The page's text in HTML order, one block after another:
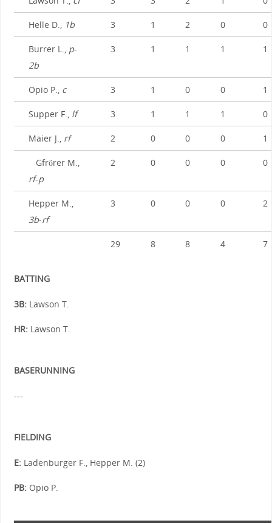
Helle D., 1b 3 1 2 0 0
Burrer L., p-
2b
3 1 1 1 1
Opio P., c 3 1 0 0 1
Supper F., lf 3 1 1 1 0
Maier J., rf 2 0 0 0 1
Gfrörer M.,
rf-p
2 0 0 0 0
Hepper M.,
3b-rf
3 0 0 0 2
29 8 8 4 7
BATTING
3B:Lawson T.
HR:Lawson T.
BASERUNNING
---
FIELDING
E:Ladenburger F., Hepper M. (2)
PB:Opio P.